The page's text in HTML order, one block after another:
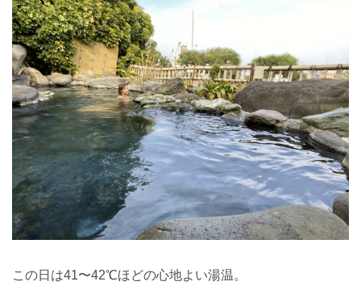
この日は41〜42℃ほどの心地よい湯温。